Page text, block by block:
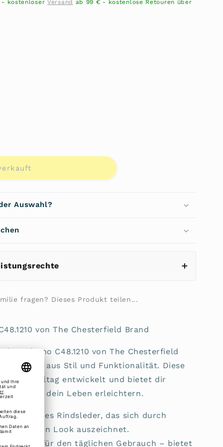
- kostenloser Versand ab 99 € - kostenlose Retouren über
Auswahl?
fragen? Dieses Produkt teilen...
von The Chesterfield Brand
Salerno C48.1210 von The Chesterfield
aus Stil und Funktionalität. Diese
Alltag entwickelt und bietet dir
die dein Leben erleichtern.
weiches Rindsleder, das sich durch
eleganten Look auszeichnet.
für den täglichen Gebrauch – bietet